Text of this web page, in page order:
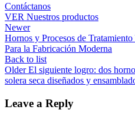
Contáctanos
VER Nuestros productos
Newer
Hornos y Procesos de
Para la Fabricación Moderna
Back to list
Older El siguiente logro: dos
solera seca diseñados y
Leave a Reply